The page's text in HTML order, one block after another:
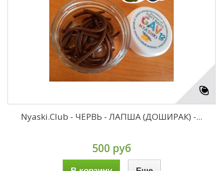
Nyaski.Club - ЧЕРВЬ - ЛАПША (ДОШИРАК) -...
500 руб